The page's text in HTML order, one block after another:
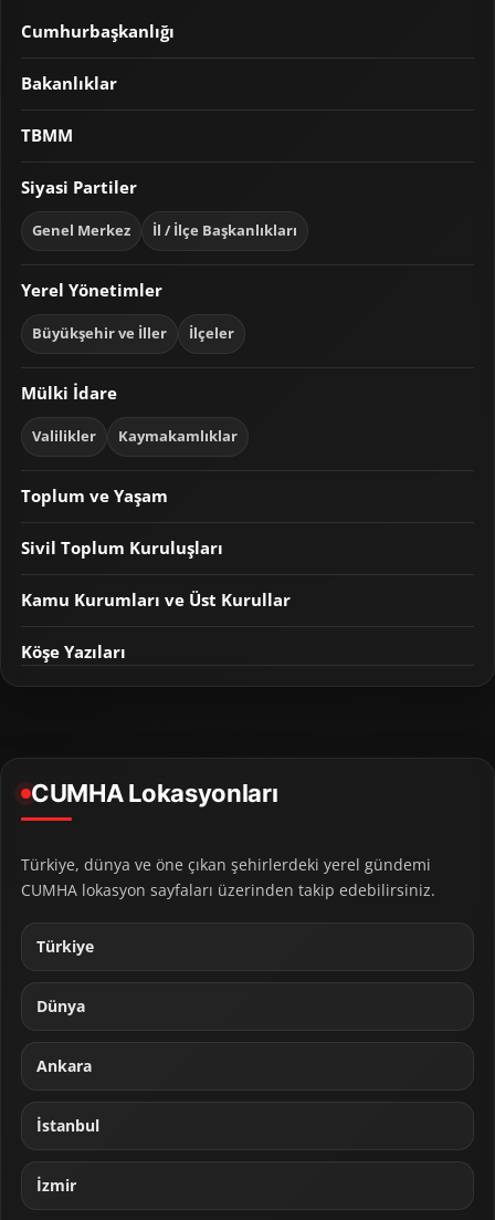
Cumhurbaşkanlığı
Bakanlıklar
TBMM
Siyasi Partiler
Genel Merkez İl / İlçe Başkanlıkları
Yerel Yönetimler
Büyükşehir ve İller İlçeler
Mülki İdare
Valilikler Kaymakamlıklar
Toplum ve Yaşam
Sivil Toplum Kuruluşları
Kamu Kurumları ve Üst Kurullar
Köşe Yazıları
CUMHA Lokasyonları
Türkiye, dünya ve öne çıkan şehirlerdeki yerel gündemi
CUMHA lokasyon sayfaları üzerinden takip edebilirsiniz.
Türkiye
Dünya
Ankara
İstanbul
İzmir